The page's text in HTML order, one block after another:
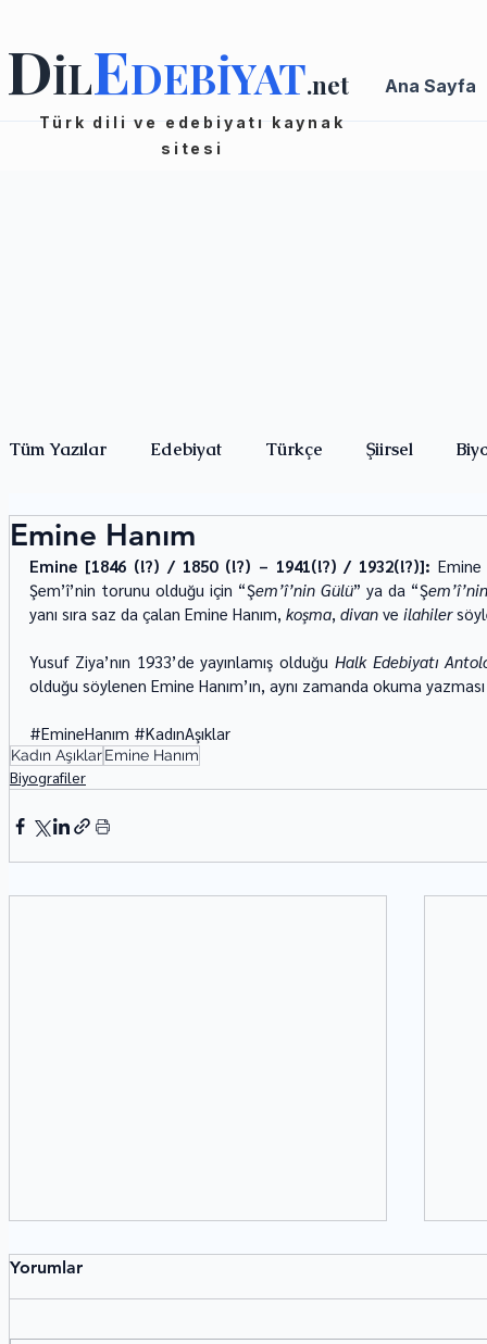
DİLEDEBİYAT.net Ana Sayfa
Türk dili ve edebiyatı kaynak
sitesi
Tüm Yazılar Edebiyat Türkçe Şiirsel
Emine Hanım
Emine [1846 (!?) / 1850 (!?) – 1941(!?) / 1932(!?)]: Emine
Şem’î’nin torunu olduğu için “Şem’î’nin Gülü” ya da “Ş
yanı sıra saz da çalan Emine Hanım, koşma, divan ve ilahiler
Yusuf Ziya’nın 1933’de yayınlamış olduğu Halk Edebiyatı
olduğu söylenen Emine Hanım’ın, aynı zamanda okuma­
#EmineHanım #KadınAşıklar
Kadın AşıklarEmine Hanım
Biyografiler
Yorumlar